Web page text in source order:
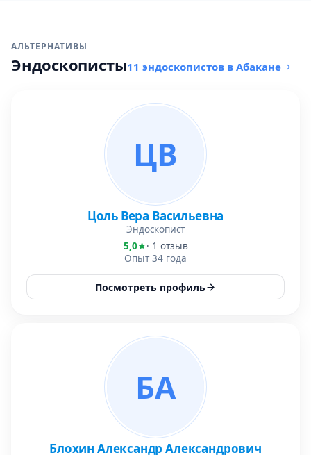
АЛЬТЕРНАТИВЫ
Эндоскописты11 эндоскопистов в Абакане
ЦВ
Цоль Вера Васильевна
Эндоскопист
5,0
· 1 отзыв
Опыт 34 года
Посмотреть профиль
БА
Блохин Александр Александрович